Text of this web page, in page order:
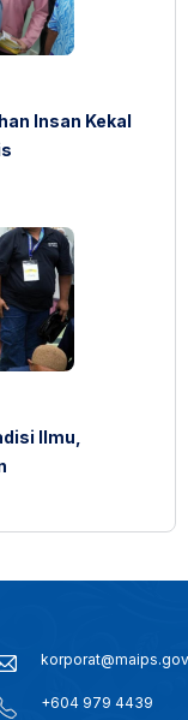
Insan Kekal
Ilmu,
+604 979 4439